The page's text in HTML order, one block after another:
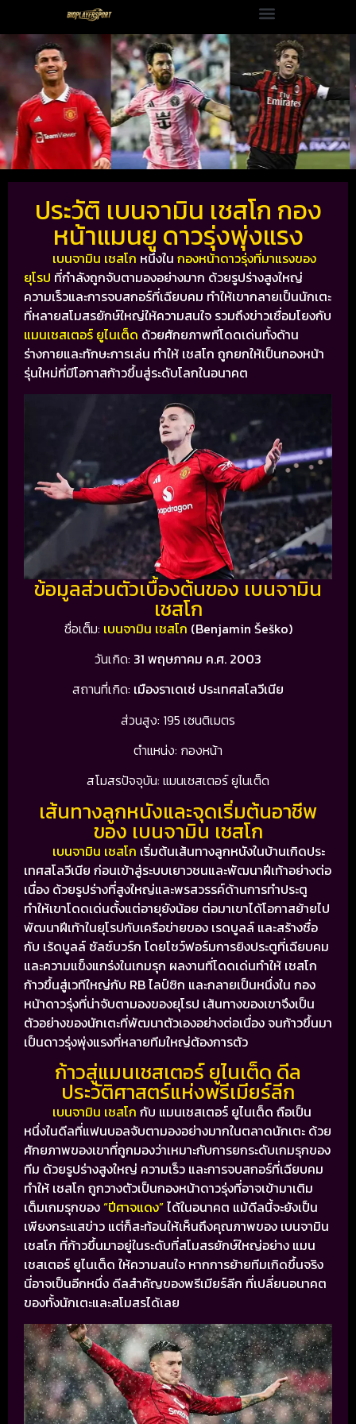
ประวัติ เบนจามิน เชสโก กอง
หน้าแมนยู ดาวรุ่งพุ่งแรง
เบนจามิน เชสโก หนึ่งใน กองหน้าดาวรุ่งที่มาแรงของ
ยุโรป ที่กำลังถูกจับตามองอย่างมาก ด้วยรูปร่างสูงใหญ่
ความเร็วและการจบสกอร์ที่เฉียบคม ทำให้เขากลายเป็นนักเตะ
ที่หลายสโมสรยักษ์ใหญ่ให้ความสนใจ รวมถึงข่าวเชื่อมโยงกับ
แมนเชสเตอร์ ยูไนเต็ด ด้วยศักยภาพที่โดดเด่นทั้งด้าน
ร่างกายและทักษะการเล่น ทำให้ เชสโก ถูกยกให้เป็นกองหน้า
รุ่นใหม่ที่มีโอกาสก้าวขึ้นสู่ระดับโลกในอนาคต
ข้อมูลส่วนตัวเบื้องต้นของ เบนจามิน
เชสโก
ชื่อเต็ม: เบนจามิน เชสโก (Benjamin Šeško)
วันเกิด: 31 พฤษภาคม ค.ศ. 2003
สถานที่เกิด: เมืองราเดเช่ ประเทศสโลวีเนีย
ส่วนสูง: 195 เซนติเมตร
ตำแหน่ง: กองหน้า
สโมสรปัจจุบัน: แมนเชสเตอร์ ยูไนเต็ด
เส้นทางลูกหนังและจุดเริ่มต้นอาชีพ
ของ เบนจามิน เชสโก
เบนจามิน เชสโก เริ่มต้นเส้นทางลูกหนังในบ้านเกิดประ
เทศสโลวีเนีย ก่อนเข้าสู่ระบบเยาวชนและพัฒนาฝีเท้าอย่างต่อ
เนื่อง ด้วยรูปร่างที่สูงใหญ่และพรสวรรค์ด้านการทำประตู
ทำให้เขาโดดเด่นตั้งแต่อายุยังน้อย ต่อมาเขาได้โอกาสย้ายไป
พัฒนาฝีเท้าในยุโรปกับเครือข่ายของ เรดบูลล์ และสร้างชื่อ
กับ เร้ดบูลล์ ซัลซ์บวร์ก โดยโชว์ฟอร์มการยิงประตูที่เฉียบคม
และความแข็งแกร่งในเกมรุก ผลงานที่โดดเด่นทำให้ เชสโก
ก้าวขึ้นสู่เวทีใหญ่กับ RB ไลป์ซิก และกลายเป็นหนึ่งใน กอง
หน้าดาวรุ่งที่น่าจับตามองของยุโรป เส้นทางของเขาจึงเป็น
ตัวอย่างของนักเตะที่พัฒนาตัวเองอย่างต่อเนื่อง จนก้าวขึ้นมา
เป็นดาวรุ่งพุ่งแรงที่หลายทีมใหญ่ต้องการตัว
ก้าวสู่แมนเชสเตอร์ ยูไนเต็ด ดีล
ประวัติศาสตร์แห่งพรีเมียร์ลีก
เบนจามิน เชสโก กับ แมนเชสเตอร์ ยูไนเต็ด ถือเป็น
หนึ่งในดีลที่แฟนบอลจับตามองอย่างมากในตลาดนักเตะ ด้วย
ศักยภาพของเขาที่ถูกมองว่าเหมาะกับการยกระดับเกมรุกของ
ทีม ด้วยรูปร่างสูงใหญ่ ความเร็ว และการจบสกอร์ที่เฉียบคม
ทำให้ เชสโก ถูกวางตัวเป็นกองหน้าดาวรุ่งที่อาจเข้ามาเติม
เต็มเกมรุกของ“ปีศาจแดง”ได้ในอนาคต แม้ดีลนี้จะยังเป็น
เพียงกระแสข่าว แต่ก็สะท้อนให้เห็นถึงคุณภาพของ เบนจามิน
เชสโก ที่ก้าวขึ้นมาอยู่ในระดับที่สโมสรยักษ์ใหญ่อย่าง แมน
เชสเตอร์ ยูไนเต็ด ให้ความสนใจ หากการย้ายทีมเกิดขึ้นจริง
นี่อาจเป็นอีกหนึ่ง ดีลสำคัญของพรีเมียร์ลีก ที่เปลี่ยนอนาคต
ของทั้งนักเตะและสโมสรได้เลย